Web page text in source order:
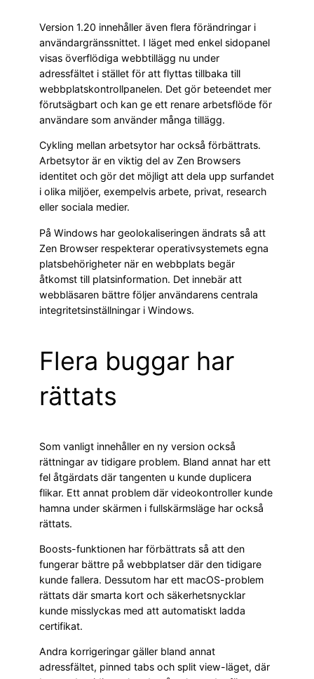
Version 1.20 innehåller även flera förändringar i
användargränssnittet. I läget med enkel sidopanel
visas överflödiga webbtillägg nu under
adressfältet i stället för att flyttas tillbaka till
webbplatskontrollpanelen. Det gör beteendet mer
förutsägbart och kan ge ett renare arbetsflöde för
användare som använder många tillägg.
Cykling mellan arbetsytor har också förbättrats.
Arbetsytor är en viktig del av Zen Browsers
identitet och gör det möjligt att dela upp surfandet
i olika miljöer, exempelvis arbete, privat, research
eller sociala medier.
På Windows har geolokaliseringen ändrats så att
Zen Browser respekterar operativsystemets egna
platsbehörigheter när en webbplats begär
åtkomst till platsinformation. Det innebär att
webbläsaren bättre följer användarens centrala
integritetsinställningar i Windows.
Flera buggar har
rättats
Som vanligt innehåller en ny version också
rättningar av tidigare problem. Bland annat har ett
fel åtgärdats där tangenten u kunde duplicera
flikar. Ett annat problem där videokontroller kunde
hamna under skärmen i fullskärmsläge har också
rättats.
Boosts-funktionen har förbättrats så att den
fungerar bättre på webbplatser där den tidigare
kunde fallera. Dessutom har ett macOS-problem
rättats där smarta kort och säkerhetsnycklar
kunde misslyckas med att automatiskt ladda
certifikat.
Andra korrigeringar gäller bland annat
adressfältet, pinned tabs och split view-läget, där